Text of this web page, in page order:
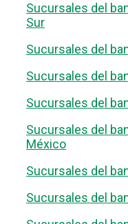
Sucursales del
Sur
Sucursales del
Sucursales del
Sucursales del
Sucursales del
México
Sucursales del
Sucursales del